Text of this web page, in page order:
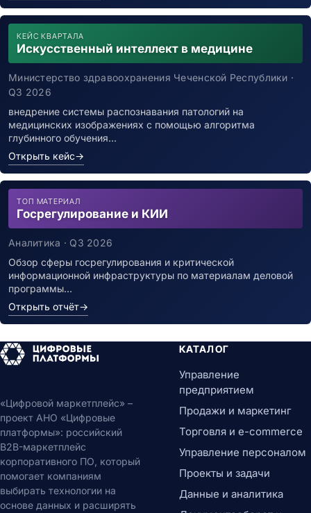
КЕЙС КВАРТАЛА
Искусственный интеллект в медицине
Министерство здравоохранения Чеченской Республики ·
Q3 2026
внедрение системы распознавания патологий на
медицинских изображениях с помощью алгоритма
глубинного обучения…
Открыть кейс→
ТОП МАТЕРИАЛ
Госрегулирование и КИИ
Аналитика · Q3 2026
Обзор сферы госрегулирования и критической
информационной инфраструктуры по материалам деловой
программы…
Открыть отчёт→
«Цифровой маркетплейс» –
проект АНО «Цифровые
платформы»: российский
B2B-маркетплейс
корпоративного ПО, который
помогает компаниям
выбирать технологии на
основе данных и расширять
КАТАЛОГ
Управление
предприятием
Продажи и маркетинг
Торговля и e-commerce
Управление персоналом
Проекты и задачи
Данные и аналитика